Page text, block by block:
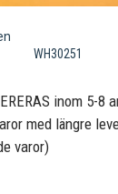
WH30251
inom 5-8
med längre
varor)